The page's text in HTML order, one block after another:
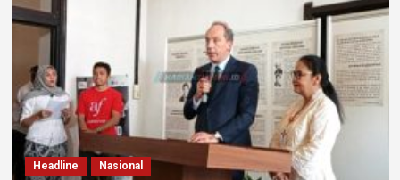
Headline Nasional